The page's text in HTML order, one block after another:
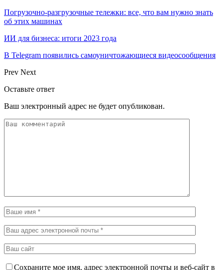
Погрузочно-разгрузочные тележки: все, что вам нужно знать
об этих машинах
ИИ для бизнеса: итоги 2023 года
В Telegram появились самоуничтожающиеся видеосообщения
Prev Next
Оставьте ответ
Ваш электронный адрес не будет опубликован.
Сохраните мое имя, адрес электронной почты и веб-сайт в